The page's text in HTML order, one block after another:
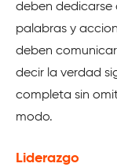
deben dedicarse
palabras y
deben
decir la verdad
completa sin
modo.
Liderazgo